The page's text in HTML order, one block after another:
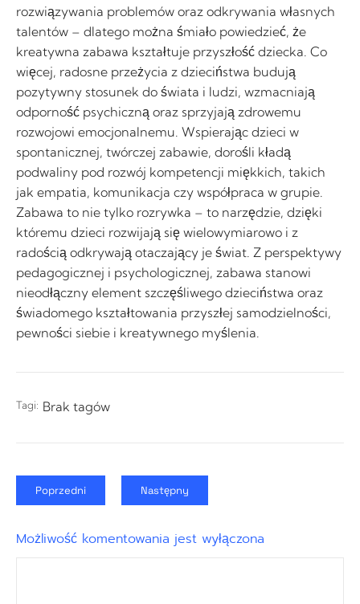
rozwiązywania problemów oraz odkrywania własnych
talentów – dlatego można śmiało powiedzieć, że
kreatywna zabawa kształtuje przyszłość dziecka. Co
więcej, radosne przeżycia z dzieciństwa budują
pozytywny stosunek do świata i ludzi, wzmacniają
odporność psychiczną oraz sprzyjają zdrowemu
rozwojowi emocjonalnemu. Wspierając dzieci w
spontanicznej, twórczej zabawie, dorośli kładą
podwaliny pod rozwój kompetencji miękkich, takich
jak empatia, komunikacja czy współpraca w grupie.
Zabawa to nie tylko rozrywka – to narzędzie, dzięki
któremu dzieci rozwijają się wielowymiarowo i z
radością odkrywają otaczający je świat. Z perspektywy
pedagogicznej i psychologicznej, zabawa stanowi
nieodłączny element szczęśliwego dzieciństwa oraz
świadomego kształtowania przyszłej samodzielności,
pewności siebie i kreatywnego myślenia.
Tagi: Brak tagów
Poprzedni Następny
Możliwość komentowania jest wyłączona